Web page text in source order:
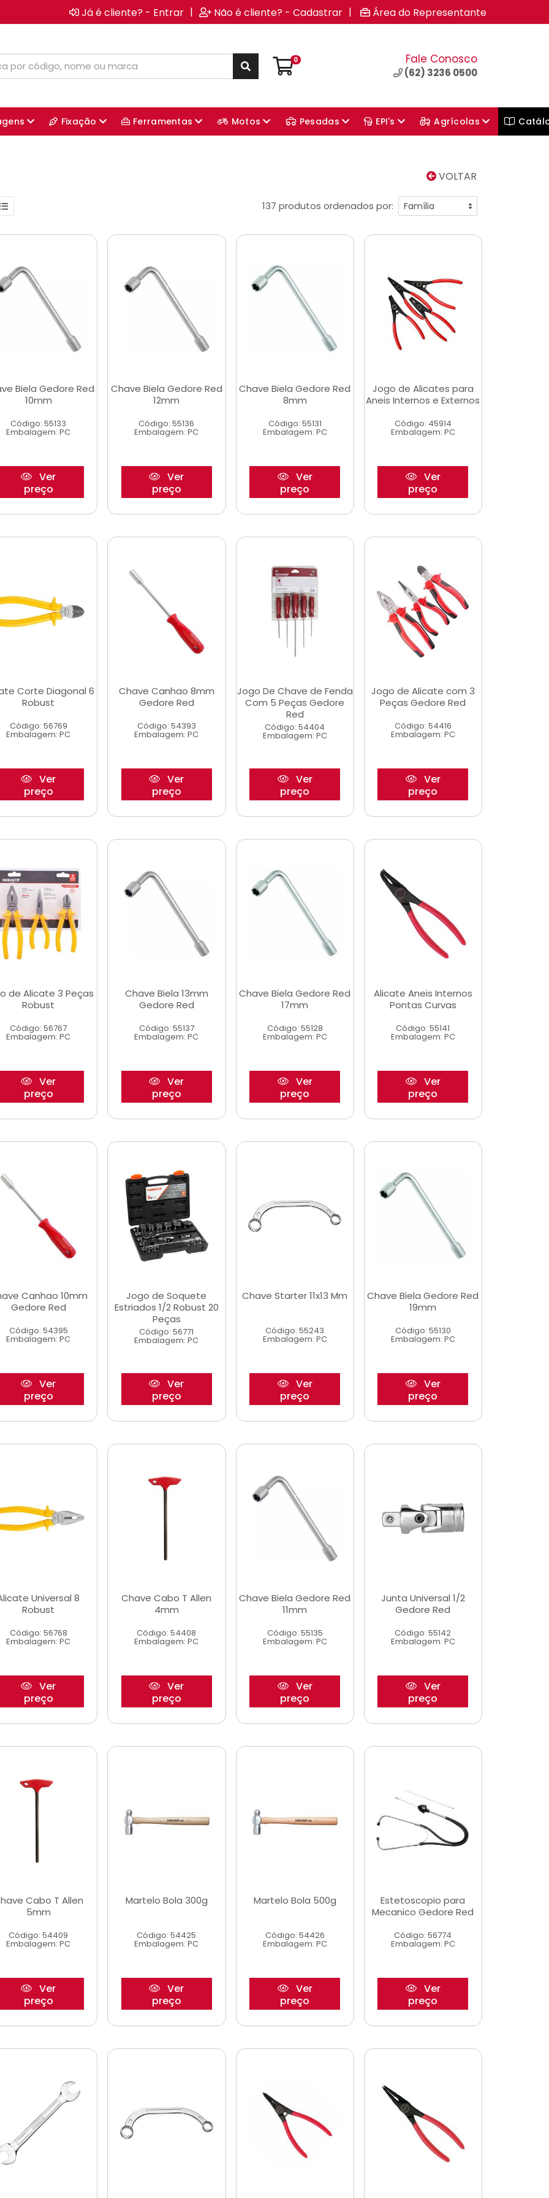
Já é cliente? - Entrar | Não é cliente? - Cadastrar | Área do Representante
0 Fale Conosco
(62) 3236 0500
Fixação Ferramentas Motos Pesadas EPI's Agrícolas
VOLTAR
137 produtos ordenados por:
Biela Gedore Red
10mm
Código: 55133
Embalagem: PC
Ver
preço
Chave Biela Gedore Red
12mm
Código: 55136
Embalagem: PC
Ver
preço
Chave Biela Gedore Red
8mm
Código: 55131
Embalagem: PC
Ver
preço
Jogo de Alicates para
Aneis Internos e Externos
Código: 45914
Embalagem: PC
Ver
preço
Corte Diagonal 6
Robust
Código: 56769
Embalagem: PC
Ver
preço
Chave Canhao 8mm
Gedore Red
Código: 54393
Embalagem: PC
Ver
preço
Jogo De Chave de Fenda
Com 5 Peças Gedore
Red
Código: 54404
Embalagem: PC
Ver
preço
Jogo de Alicate com 3
Peças Gedore Red
Código: 54416
Embalagem: PC
Ver
preço
de Alicate 3 Peças
Robust
Código: 56767
Embalagem: PC
Ver
preço
Chave Biela 13mm
Gedore Red
Código: 55137
Embalagem: PC
Ver
preço
Chave Biela Gedore Red
17mm
Código: 55128
Embalagem: PC
Ver
preço
Alicate Aneis Internos
Pontas Curvas
Código: 55141
Embalagem: PC
Ver
preço
Canhao 10mm
Gedore Red
Código: 54395
Embalagem: PC
Ver
preço
Jogo de Soquete
Estriados 1/2 Robust 20
Peças
Código: 56771
Embalagem: PC
Ver
preço
Chave Starter 11x13 Mm
Código: 55243
Embalagem: PC
Ver
preço
Chave Biela Gedore Red
19mm
Código: 55130
Embalagem: PC
Ver
preço
Universal 8
Robust
Código: 56768
Embalagem: PC
Ver
preço
Chave Cabo T Allen
4mm
Código: 54408
Embalagem: PC
Ver
preço
Chave Biela Gedore Red
11mm
Código: 55135
Embalagem: PC
Ver
preço
Junta Universal 1/2
Gedore Red
Código: 55142
Embalagem: PC
Ver
preço
Cabo T Allen
5mm
Código: 54409
Embalagem: PC
Ver
preço
Martelo Bola 300g
Código: 54425
Embalagem: PC
Ver
preço
Martelo Bola 500g
Código: 54426
Embalagem: PC
Ver
preço
Estetoscopio para
Mecanico Gedore Red
Código: 56774
Embalagem: PC
Ver
preço